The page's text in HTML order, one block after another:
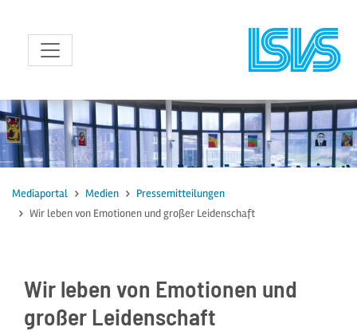
zum Inhalt
Mediaportal Medien
Pressemitteilungen
Wir leben von Emotionen und großer Leidenschaft
Wir leben von Emotionen und
großer Leidenschaft